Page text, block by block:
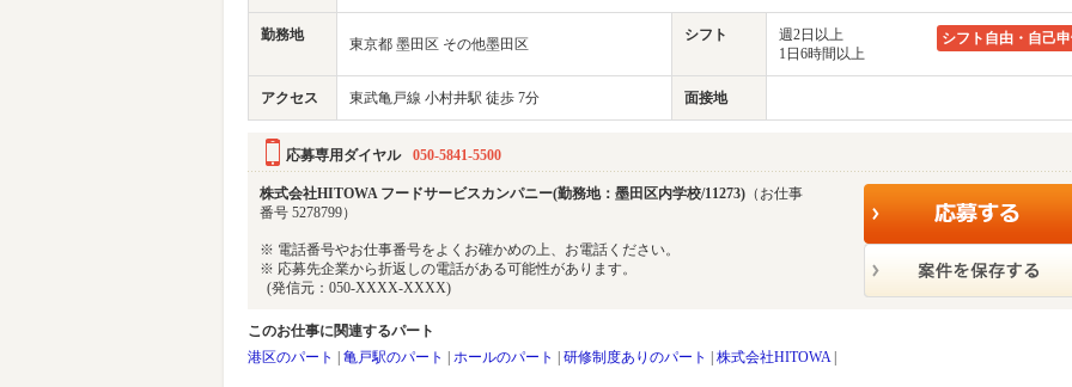
勤務地
東京都 墨田区 その他墨田区
シフト
週2日以上
1日6時間以上
シフト自由・自己
アクセス 東武亀戸線 小村井駅 徒歩 7分 面接地
応募専用ダイヤル 050-5841-5500
株式会社HITOWA フードサービスカンパニー(勤務地：墨田区内学校/11273) （お仕事
番号 5278799）
※ 電話番号やお仕事番号をよくお確かめの上、お電話ください。
※ 応募先企業から折返しの電話がある可能性があります。
(発信元：050-XXXX-XXXX)
このお仕事に関連するパート
港区のパート
亀戸駅のパート ホールのパート 研修制度ありのパート 株式会社HITOWA|